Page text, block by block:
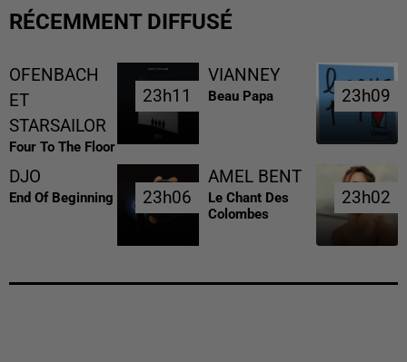
RÉCEMMENT DIFFUSÉ
OFENBACH
ET
STARSAILOR
Four To The Floor
23h11
23h11
VIANNEY
Beau Papa 23h09
23h09
DJO
End Of Beginning 23h06
23h06
AMEL BENT
Le Chant Des
Colombes
23h02
23h02